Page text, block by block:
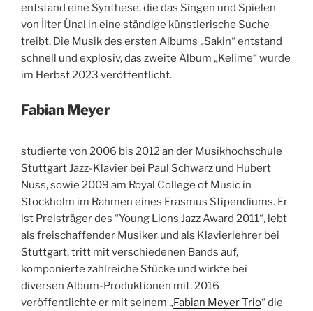
entstand eine Synthese, die das Singen und Spielen
von İlter Ünal in eine ständige künstlerische Suche
treibt. Die Musik des ersten Albums „Sakin“ entstand
schnell und explosiv, das zweite Album „Kelime“ wurde
im Herbst 2023 veröffentlicht.
Fabian Meyer
studierte von 2006 bis 2012 an der Musikhochschule
Stuttgart Jazz-Klavier bei Paul Schwarz und Hubert
Nuss, sowie 2009 am Royal College of Music in
Stockholm im Rahmen eines Erasmus Stipendiums. Er
ist Preisträger des “Young Lions Jazz Award 2011“, lebt
als freischaffender Musiker und als Klavierlehrer bei
Stuttgart, tritt mit verschiedenen Bands auf,
komponierte zahlreiche Stücke und wirkte bei
diversen Album-Produktionen mit. 2016
veröffentlichte er mit seinem „Fabian Meyer Trio“ die